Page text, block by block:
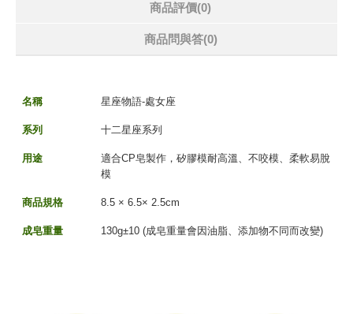
商品評價(0)
商品問與答(0)
名稱 星座物語-處女座
系列 十二星座系列
用途
適合CP皂製作，矽膠模耐高溫、不咬模、柔軟易脫
模
商品規格 8.5 × 6.5× 2.5cm
成皂重量 130g±10 (成皂重量會因油脂、添加物不同而改變)